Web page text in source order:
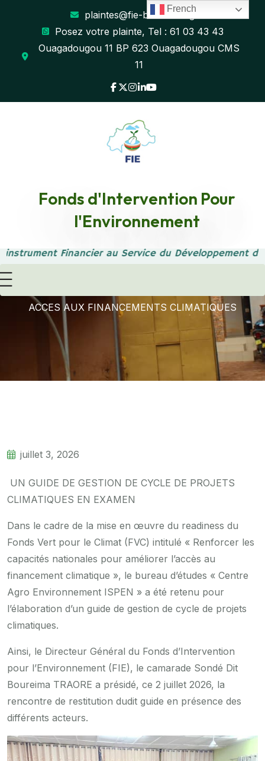
plaintes@fie-burkina.org
Posez votre plainte, Tel : 61 03 43 43
Ouagadougou 11 BP 623 Ouagadougou CMS
11
Fonds d'Intervention Pour
l'Environnement
Financier au Service du Développement
ACCES AUX
FINANCEMENTS
CLIMATIQUES
ACCES AUX FINANCEMENTS CLIMATIQUES
juillet 3, 2026
UN GUIDE DE GESTION DE CYCLE DE PROJETS
CLIMATIQUES EN EXAMEN
Dans le cadre de la mise en œuvre du readiness du
Fonds Vert pour le Climat (FVC) intitulé « Renforcer les
capacités nationales pour améliorer l’accès au
financement climatique », le bureau d’études « Centre
Agro Environnement ISPEN » a été retenu pour
l’élaboration d’un guide de gestion de cycle de projets
climatiques.
Ainsi, le Directeur Général du Fonds d’Intervention
pour l’Environnement (FIE), le camarade Sondé Dit
Boureima TRAORE a présidé, ce 2 juillet 2026, la
rencontre de restitution dudit guide en présence des
différents acteurs.
French